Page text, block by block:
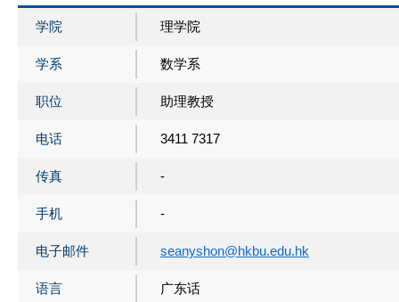
学院 理学院
学系 数学系
职位 助理教授
电话 3411 7317
传真 -
手机 -
电子邮件 seanyshon@hkbu.edu.hk
语言 广东话